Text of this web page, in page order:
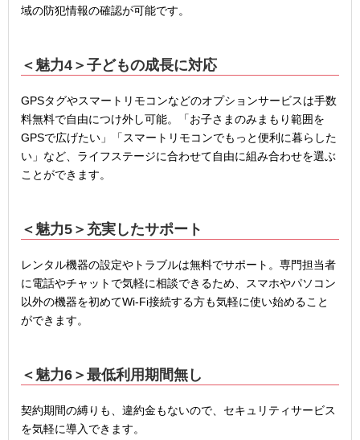
域の防犯情報の確認が可能です。
＜魅力4 ＞子どもの成長に対応
GPSタグやスマートリモコンなどのオプションサービスは手数
料無料で自由につけ外し可能。「お子さまのみまもり範囲を
GPSで広げたい」「スマートリモコンでもっと便利に暮らした
い」など、ライフステージに合わせて自由に組み合わせを選ぶ
ことができます。
＜魅力5 ＞充実したサポート
レンタル機器の設定やトラブルは無料でサポート。専門担当者
に電話やチャットで気軽に相談できるため、スマホやパソコン
以外の機器を初めてWi-Fi接続する方も気軽に使い始めること
ができます。
＜魅力6 ＞最低利用期間無し
契約期間の縛りも、違約金もないので、セキュリティサービス
を気軽に導入できます。